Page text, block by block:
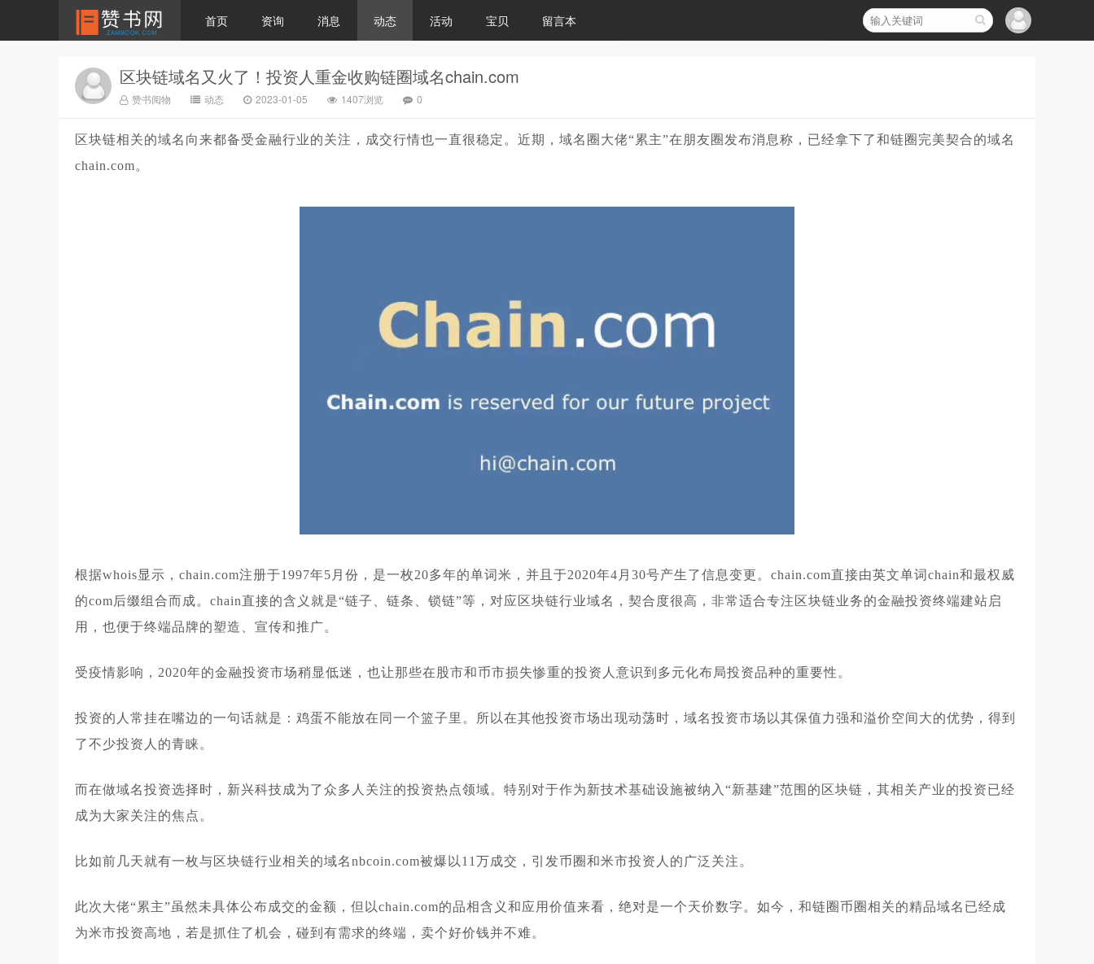
首页 资询 消息 动态 活动 宝贝 留言本
区块链域名又火了！投资人重金收购链圈域名chain.com
赞书阅物 动态 2023-01-05 1407浏览 0
区块链相关的域名向来都备受金融行业的关注，成交行情也一直很稳定。近期，域名圈大佬“累主”在朋友圈发布消息称，已经拿下了和链圈完美契合的域名
chain.com。
根据whois显示，chain.com注册于1997年5月份，是一枚20多年的单词米，并且于2020年4月30号产生了信息变更。chain.com直接由英文单词chain和最权威
的com后缀组合而成。chain直接的含义就是“链子、链条、锁链”等，对应区块链行业域名，契合度很高，非常适合专注区块链业务的金融投资终端建站启
用，也便于终端品牌的塑造、宣传和推广。
受疫情影响，2020年的金融投资市场稍显低迷，也让那些在股市和币市损失惨重的投资人意识到多元化布局投资品种的重要性。
投资的人常挂在嘴边的一句话就是：鸡蛋不能放在同一个篮子里。所以在其他投资市场出现动荡时，域名投资市场以其保值力强和溢价空间大的优势，得到
了不少投资人的青睐。
而在做域名投资选择时，新兴科技成为了众多人关注的投资热点领域。特别对于作为新技术基础设施被纳入“新基建”范围的区块链，其相关产业的投资已经
成为大家关注的焦点。
比如前几天就有一枚与区块链行业相关的域名nbcoin.com被爆以11万成交，引发币圈和米市投资人的广泛关注。
此次大佬“累主”虽然未具体公布成交的金额，但以chain.com的品相含义和应用价值来看，绝对是一个天价数字。如今，和链圈币圈相关的精品域名已经成
为米市投资高地，若是抓住了机会，碰到有需求的终端，卖个好价钱并不难。